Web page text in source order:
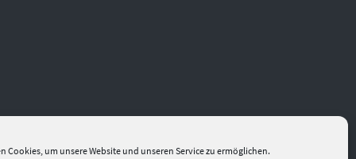
Cookies, um unsere Website und unseren Service zu ermöglichen.